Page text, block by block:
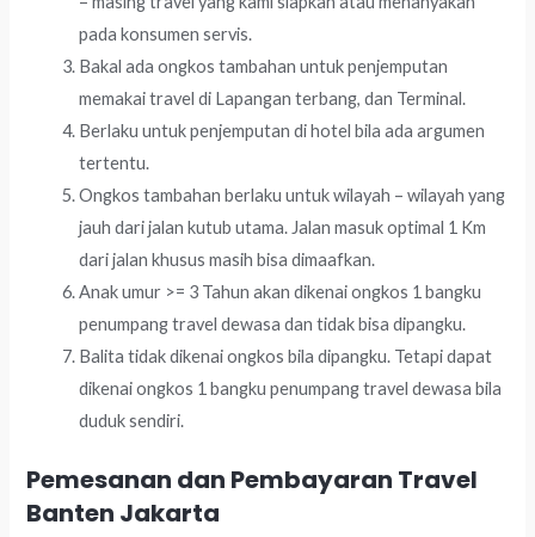
pada konsumen servis.
Bakal ada ongkos tambahan untuk penjemputan
memakai travel di Lapangan terbang, dan Terminal.
Berlaku untuk penjemputan di hotel bila ada argumen
tertentu.
Ongkos tambahan berlaku untuk wilayah – wilayah yang
jauh dari jalan kutub utama. Jalan masuk optimal 1 Km
dari jalan khusus masih bisa dimaafkan.
Anak umur >= 3 Tahun akan dikenai ongkos 1 bangku
penumpang travel dewasa dan tidak bisa dipangku.
Balita tidak dikenai ongkos bila dipangku. Tetapi dapat
dikenai ongkos 1 bangku penumpang travel dewasa bila
duduk sendiri.
Pemesanan dan Pembayaran Travel
Banten Jakarta